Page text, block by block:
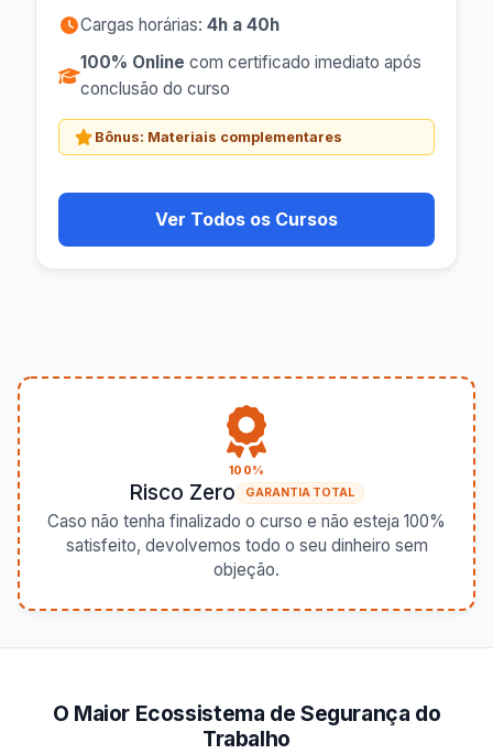
Cargas horárias: 4h a 40h
100% Online com certificado imediato após
conclusão do curso
Bônus: Materiais complementares
Ver Todos os Cursos
100%
Risco Zero GARANTIA TOTAL
Caso não tenha finalizado o curso e não esteja 100%
satisfeito, devolvemos todo o seu dinheiro sem
objeção.
O Maior Ecossistema de Segurança do
Trabalho